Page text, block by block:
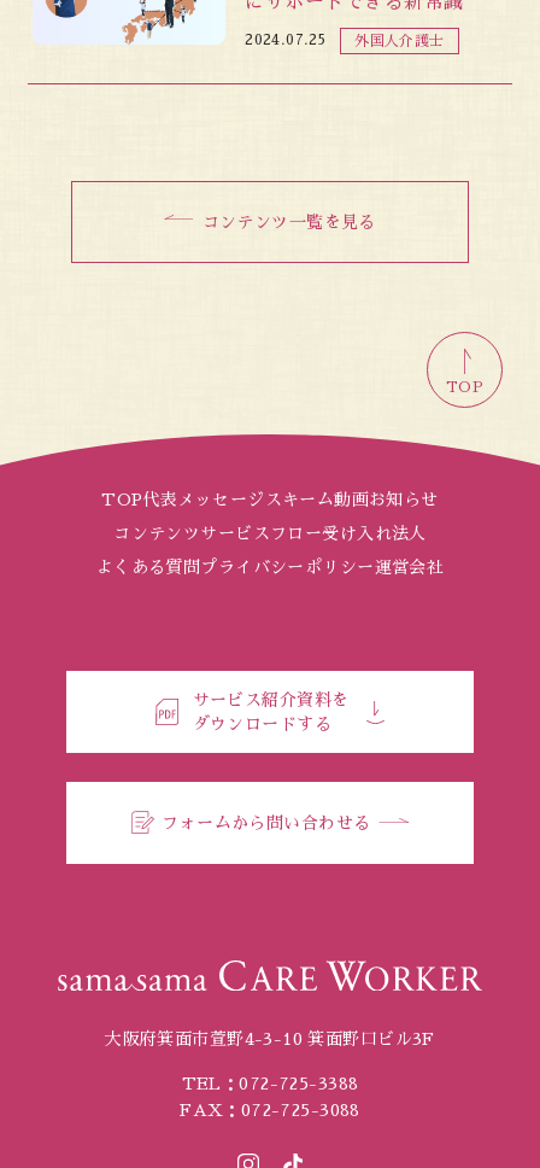
2024.07.25 外国人介護士
コンテンツ一覧を見る
TOP
TOP代表メッセージ スキーム動画お知らせ
コンテンツ サービスフロー受け入れ法人
よくある質問 プライバシーポリシー運営会社
サービス紹介資料を
ダウンロードする
フォームから問い合わせる
大阪府箕面市萱野4-3-10 箕面野口ビル3F
TEL：072-725-3388
FAX：072-725-3088